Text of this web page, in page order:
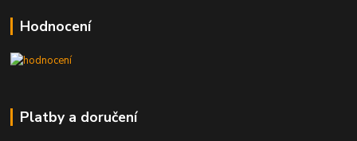
Hodnocení
Platby a doručení